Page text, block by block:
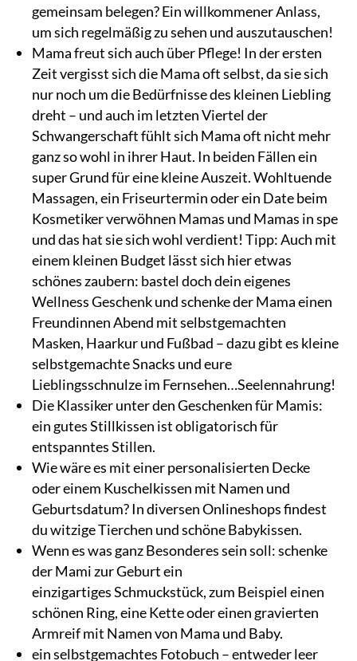
gemeinsam belegen? Ein willkommener Anlass,
um sich regelmäßig zu sehen und auszutauschen!
Mama freut sich auch über Pflege! In der ersten
Zeit vergisst sich die Mama oft selbst, da sie sich
nur noch um die Bedürfnisse des kleinen Liebling
dreht – und auch im letzten Viertel der
Schwangerschaft fühlt sich Mama oft nicht mehr
ganz so wohl in ihrer Haut. In beiden Fällen ein
super Grund für eine kleine Auszeit. Wohltuende
Massagen, ein Friseurtermin oder ein Date beim
Kosmetiker verwöhnen Mamas und Mamas in spe
und das hat sie sich wohl verdient! Tipp: Auch mit
einem kleinen Budget lässt sich hier etwas
schönes zaubern: bastel doch dein eigenes
Wellness Geschenk und schenke der Mama einen
Freundinnen Abend mit selbstgemachten
Masken, Haarkur und Fußbad – dazu gibt es kleine
selbstgemachte Snacks und eure
Lieblingsschnulze im Fernsehen…Seelennahrung!
Die Klassiker unter den Geschenken für Mamis:
ein gutes Stillkissen ist obligatorisch für
entspanntes Stillen.
Wie wäre es mit einer personalisierten Decke
oder einem Kuschelkissen mit Namen und
Geburtsdatum? In diversen Onlineshops findest
du witzige Tierchen und schöne Babykissen.
Wenn es was ganz Besonderes sein soll: schenke
der Mami zur Geburt ein
einzigartiges Schmuckstück, zum Beispiel einen
schönen Ring, eine Kette oder einen gravierten
Armreif mit Namen von Mama und Baby.
ein selbstgemachtes Fotobuch – entweder leer